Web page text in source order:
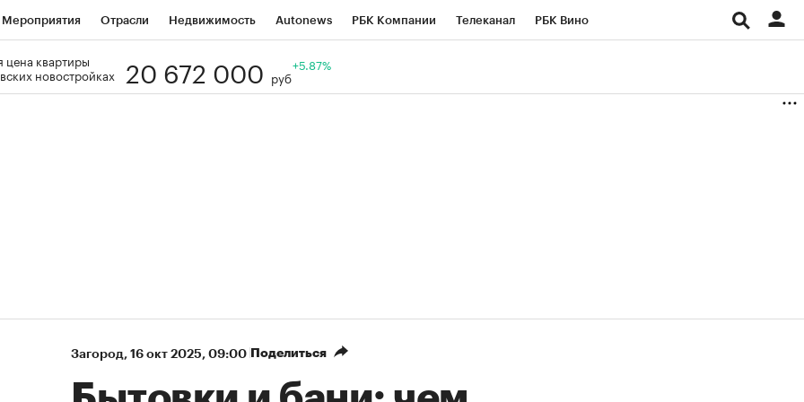
Мероприятия Отрасли Недвижимость Autonews РБК Компании Телеканал РБК Вино
Визионеры
цена квартиры
новостройках
20 672 000 руб
+5.87%
Загород⁠, 16 окт 2025, 09:00 Поделиться